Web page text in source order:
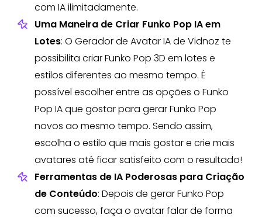
com IA ilimitadamente.
Uma Maneira de Criar Funko Pop IA em
Lotes: O Gerador de Avatar IA de Vidnoz te
possibilita criar Funko Pop 3D em lotes e
estilos diferentes ao mesmo tempo. É
possível escolher entre as opções o Funko
Pop IA que gostar para gerar Funko Pop
novos ao mesmo tempo. Sendo assim,
escolha o estilo que mais gostar e crie mais
avatares até ficar satisfeito com o resultado!
Ferramentas de IA Poderosas para Criação
de Conteúdo: Depois de gerar Funko Pop
com sucesso, faça o avatar falar de forma